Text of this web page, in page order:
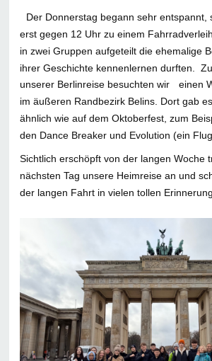
Der Donnerstag begann sehr entspannt,
erst gegen 12 Uhr zu einem
in zwei Gruppen aufgeteilt die ehemalige
ihrer Geschichte kennenlernen durften.
unserer Berlinreise besuchten wir einen
im äußeren Randbezirk Belins. Dort gab
ähnlich wie auf dem Oktoberfest, zum
den Dance Breaker und Evolution (ein
Sichtlich erschöpft von der langen Woche
nächsten Tag unsere Heimreise an und
der langen Fahrt in vielen tollen